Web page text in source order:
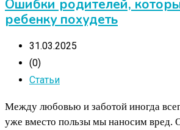
Ошибки родителей,
ребенку похудеть
31.03.2025
(0)
Статьи
Между любовью и заботой иногда
уже вместо пользы мы наносим вред.